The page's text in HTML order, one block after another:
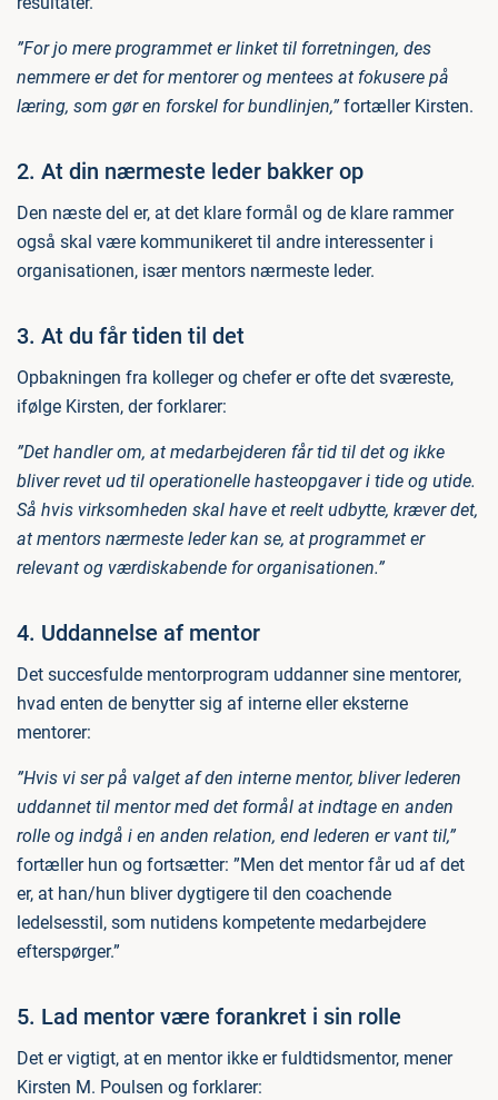
”For jo mere programmet er linket til forretningen, des
nemmere er det for mentorer og mentees at fokusere på
læring, som gør en forskel for bundlinjen,”fortæller Kirsten.
2. At din nærmeste leder bakker op
Den næste del er, at det klare formål og de klare rammer
også skal være kommunikeret til andre interessenter i
organisationen, især mentors nærmeste leder.
3. At du får tiden til det
Opbakningen fra kolleger og chefer er ofte det sværeste,
ifølge Kirsten, der forklarer:
”Det handler om, at medarbejderen får tid til det og ikke
bliver revet ud til operationelle hasteopgaver i tide og utide.
Så hvis virksomheden skal have et reelt udbytte, kræver det,
at mentors nærmeste leder kan se, at programmet er
relevant og værdiskabende for organisationen.”
4. Uddannelse af mentor
Det succesfulde mentorprogram uddanner sine mentorer,
hvad enten de benytter sig af interne eller eksterne
mentorer:
”Hvis vi ser på valget af den interne mentor, bliver lederen
uddannet til mentor med det formål at indtage en anden
rolle og indgå i en anden relation, end lederen er vant til,”
fortæller hun og fortsætter: ”Men det mentor får ud af det
er, at han/hun bliver dygtigere til den coachende
ledelsesstil, som nutidens kompetente medarbejdere
efterspørger.”
5. Lad mentor være forankret i sin rolle
Det er vigtigt, at en mentor ikke er fuldtidsmentor, mener
Kirsten M. Poulsen og forklarer: